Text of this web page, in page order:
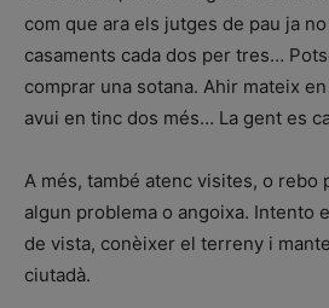
com que ara els jutges de pau ja
casaments cada dos per tres…
comprar una sotana. Ahir mateix
avui en tinc dos més… La gent es
A més, també atenc visites, o rebo
algun problema o angoixa. Intento
de vista, conèixer el terreny i
ciutadà.